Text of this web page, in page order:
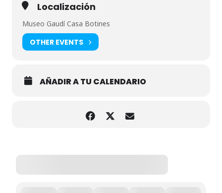
Localización
Museo Gaudí Casa Botines
OTHER EVENTS
AÑADIR A TU CALENDARIO